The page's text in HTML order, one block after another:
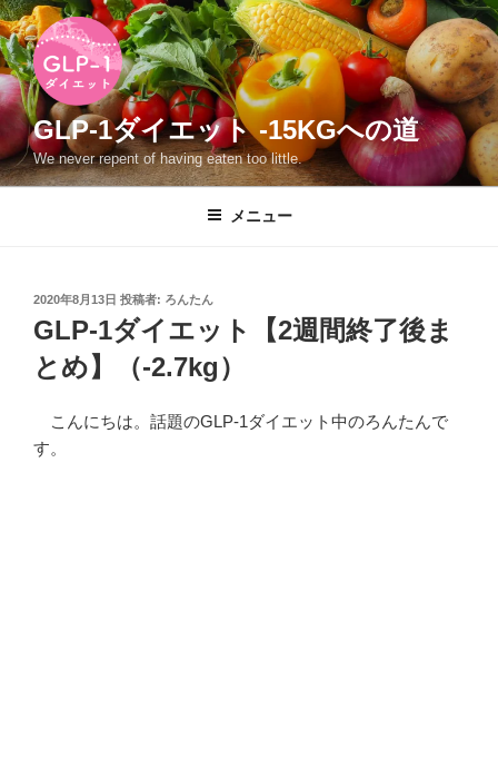
コ
ン
テ
ン
へ
ス
GLP-1ダイエット -15KGへの道
We never repent of having eaten too little.
メニュー
投
稿
日:
2020年8月13日 投稿者: ろんたん
GLP-1ダイエット【2週間終了後ま
とめ】（-2.7kg）
こんにちは。話題のGLP-1ダイエット中のろんたんで
す。